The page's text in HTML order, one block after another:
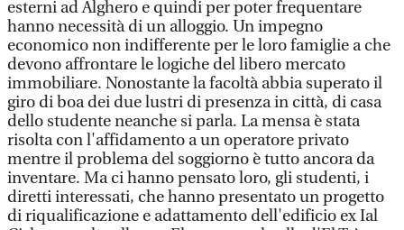
esterni ad Alghero e quindi per poter frequentare
hanno necessità di un alloggio. Un impegno
economico non indifferente per le loro famiglie a che
devono affrontare le logiche del libero mercato
immobiliare. Nonostante la facoltà abbia superato il
giro di boa dei due lustri di presenza in città, di casa
dello studente neanche si parla. La mensa è stata
risolta con l'affidamento a un operatore privato
mentre il problema del soggiorno è tutto ancora da
inventare. Ma ci hanno pensato loro, gli studenti, i
diretti interessati, che hanno presentato un progetto
di riqualificazione e adattamento dell'edificio ex Ial